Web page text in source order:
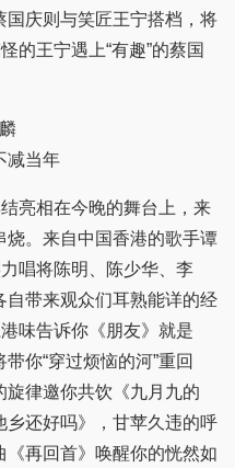
庆则与笑匠王宁搭档，将
的王宁遇上“有趣”的蔡国
当年
亮相在今晚的舞台上，来
。来自中国香港的歌手谭
唱将陈明、陈少华、李
带来观众们耳熟能详的经
味告诉你《朋友》就是
你“穿过烦恼的河”重回
旋律邀你共饮《九月九的
还好吗》，甘苹久违的呼
《再回首》唤醒你的恍然如